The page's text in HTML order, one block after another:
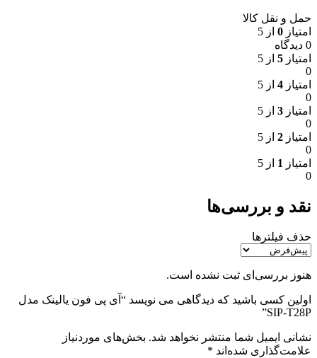
حمل و نقل کالا
امتیاز 0 از 5
0 دیدگاه
امتیاز 5 از 5
0
امتیاز 4 از 5
0
امتیاز 3 از 5
0
امتیاز 2 از 5
0
امتیاز 1 از 5
0
نقد و بررسی‌ها
حذف فیلترها
هنوز بررسی‌ای ثبت نشده است.
اولین کسی باشید که دیدگاهی می نویسد “آی پی فون یالینک مدل
SIP-T28P”
نشانی ایمیل شما منتشر نخواهد شد. بخش‌های موردنیاز
علامت‌گذاری شده‌اند *